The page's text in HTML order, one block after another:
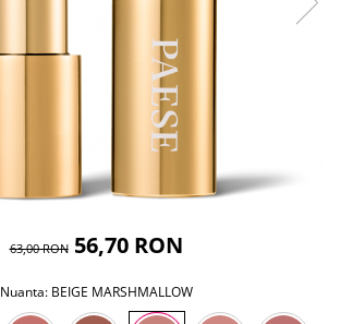
63,00 RON 56,70 RON
Nuanta: BEIGE MARSHMALLOW